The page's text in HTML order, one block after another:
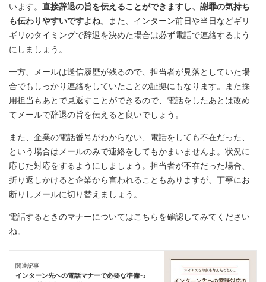
います。 直接辞退の旨を伝えることができますし、謝罪の気持ち
も伝わりやすいですよね。また、インターン前日や当日などギリ
ギリのタイミングで辞退を決めた場合は必ず電話で連絡するよう
にしましょう。
一方、メールは送信履歴が残るので、担当者が見落としていた場
合でもしっかり連絡をしていたことの証拠にもなります。また採
用担当もあとで見返すことができるので、電話をしたあとは改め
てメールで辞退の旨を伝えると良いでしょう。
また、企業の電話番号がわからない、電話をしても不在だった、
という場合はメールのみで連絡をしてもかまいませんよ。状況に
応じた対応をするようにしましょう。担当者が不在だった場合、
折り返しかけると企業から言われることもありますが、丁寧にお
断りしメールに切り替えましょう。
電話するときのマナーについてはこちらを確認してみてください
ね。
関連記事
インターン先への電話マナーで必要な準備っ